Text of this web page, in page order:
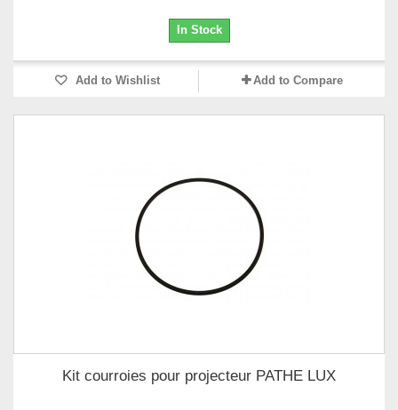
In Stock
Add to Wishlist Add to Compare
Kit courroies pour projecteur PATHE LUX